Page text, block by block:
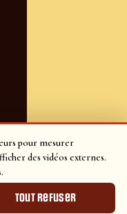
pour mesurer
des vidéos externes.
Tout refuser